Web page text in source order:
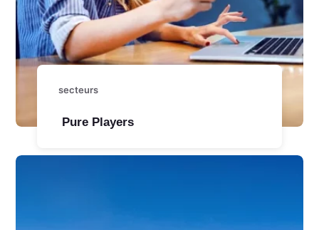
secteurs
Pure Players